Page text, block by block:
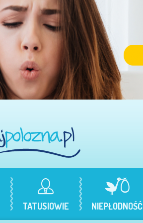
TATUSIOWIE NIEPŁODNOŚĆ